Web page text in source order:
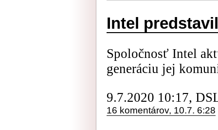
Intel
Spoločnosť Intel
generáciu jej
9.7.2020 10:17,
16 komentárov, 10.7. 6:28